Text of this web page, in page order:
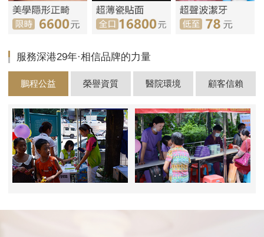
服務深港29年·相信品牌的力量
鵬程公益 榮譽資質 醫院環境 顧客信賴